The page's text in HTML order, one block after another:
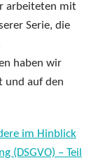
arbeiteten mit
Serie, die
haben wir
und auf den
im Hinblick
(DSGVO) – Teil